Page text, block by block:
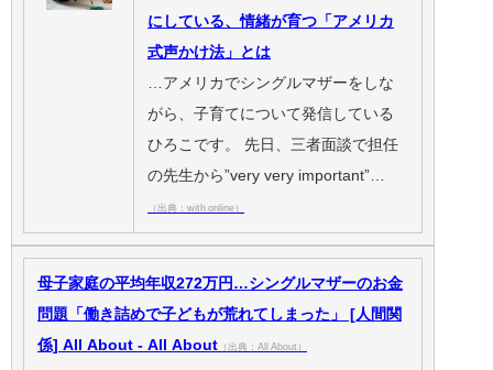
にしている、情緒が育つ「アメリカ
式声かけ法」とは
…アメリカでシングルマザーをしな
がら、子育てについて発信している
ひろこです。 先日、三者面談で担任
の先生から”very very important”…
（出典：with online）
母子家庭の平均年収272万円…シングルマザーのお金
問題「働き詰めで子どもが荒れてしまった」 [人間関
係] All About - All About （出典：All About）